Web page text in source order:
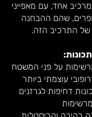
אחד, עם מאפייני
שהם ההבחנה
של התרכיב הזה.
תכונות:
על פני המשטח
עוצמתי ביותר
דחיפות לגרזנים
מרשימות